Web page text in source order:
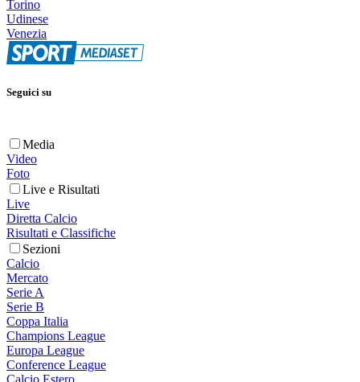
Torino
Udinese
Venezia
Seguici su
Media
Video
Foto
Live e Risultati
Live
Diretta Calcio
Risultati e Classifiche
Sezioni
Calcio
Mercato
Serie A
Serie B
Coppa Italia
Champions League
Europa League
Conference League
Calcio Estero